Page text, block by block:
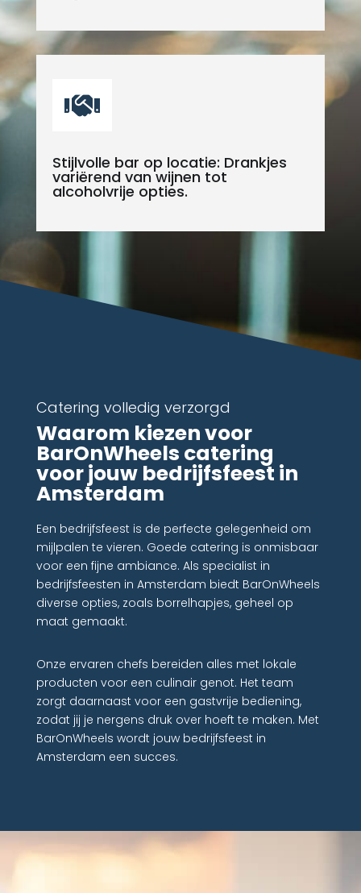

Stijlvolle bar op locatie: Drankjes
variërend van wijnen tot
alcoholvrije opties.
Catering volledig verzorgd
Waarom kiezen voor
BarOnWheels catering
voor jouw bedrijfsfeest in
Amsterdam
Een bedrijfsfeest is de perfecte gelegenheid om
mijlpalen te vieren. Goede catering is onmisbaar
voor een fijne ambiance. Als specialist in
bedrijfsfeesten in Amsterdam biedt BarOnWheels
diverse opties, zoals borrelhapjes, geheel op
maat gemaakt.
Onze ervaren chefs bereiden alles met lokale
producten voor een culinair genot. Het team
zorgt daarnaast voor een gastvrije bediening,
zodat jij je nergens druk over hoeft te maken. Met
BarOnWheels wordt jouw bedrijfsfeest in
Amsterdam een succes.